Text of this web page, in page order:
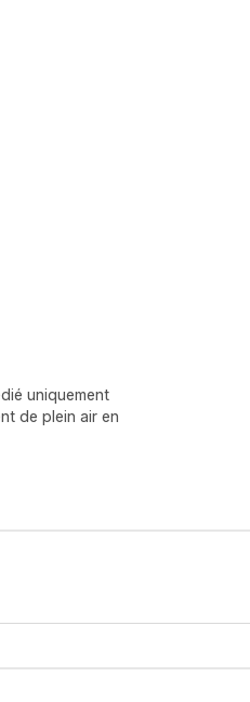
uniquement
de plein air en